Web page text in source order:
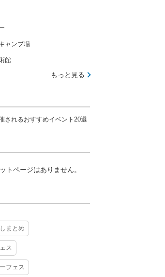
ャンプ場
館
もっと見る
されるおすすめイベント20選
トページはありません。
まとめ
ス
フェス